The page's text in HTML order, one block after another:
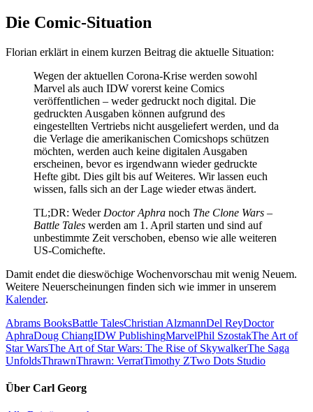
Die Comic-Situation
Florian erklärt in einem kurzen Beitrag die aktuelle Situation:
Wegen der aktuellen Corona-Krise werden sowohl
Marvel als auch IDW vorerst keine Comics
veröffentlichen – weder gedruckt noch digital. Die
gedruckten Ausgaben können aufgrund des
eingestellten Vertriebs nicht ausgeliefert werden, und da
die Verlage die amerikanischen Comicshops schützen
möchten, werden auch keine digitalen Ausgaben
erscheinen, bevor es irgendwann wieder gedruckte
Hefte gibt. Dies gilt bis auf Weiteres. Wir lassen euch
wissen, falls sich an der Lage wieder etwas ändert.
TL;DR: Weder Doctor Aphra noch The Clone Wars –
Battle Tales werden am 1. April starten und sind auf
unbestimmte Zeit verschoben, ebenso wie alle weiteren
US-Comichefte.
Damit endet die dieswöchige Wochenvorschau mit wenig Neuem.
Weitere Neuerscheinungen finden sich wie immer in unserem
Kalender.
Abrams BooksBattle TalesChristian AlzmannDel ReyDoctor
AphraDoug ChiangIDW PublishingMarvelPhil SzostakThe Art of
Star WarsThe Art of Star Wars: The Rise of SkywalkerThe Saga
UnfoldsThrawnThrawn: VerratTimothy ZTwo Dots Studio
Über Carl Georg